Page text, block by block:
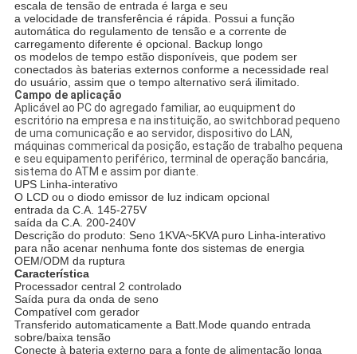
escala de tensão de entrada é larga e seu
a velocidade de transferência é rápida. Possui a função
automática do regulamento de tensão e a corrente de
carregamento diferente é opcional. Backup longo
os modelos de tempo estão disponíveis, que podem ser
conectados às baterias externos conforme a necessidade real
do usuário, assim que o tempo alternativo será ilimitado.
Campo de aplicação
Aplicável ao PC do agregado familiar, ao euquipment do
escritório na empresa e na instituição, ao switchborad pequeno
de uma comunicação e ao servidor, dispositivo do LAN,
máquinas commerical da posição, estação de trabalho pequena
e seu equipamento periférico, terminal de operação bancária,
sistema do ATM e assim por diante.
UPS Linha-interativo
O LCD ou o diodo emissor de luz indicam opcional
entrada da C.A. 145-275V
saída da C.A. 200-240V
Descrição do produto: Seno 1KVA~5KVA puro Linha-interativo
para não acenar nenhuma fonte dos sistemas de energia
OEM/ODM da ruptura
Característica
Processador central 2 controlado
Saída pura da onda de seno
Compatível com gerador
Transferido automaticamente a Batt.Mode quando entrada
sobre/baixa tensão
Conecte à bateria externo para a fonte de alimentação longa